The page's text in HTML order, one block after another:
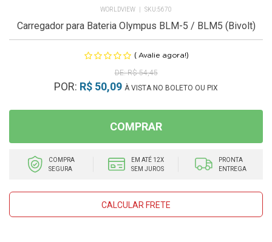
WORLDVIEW 5670
Carregador para Bateria Olympus BLM-5 / BLM5 (Bivolt)
( Avalie agora!)
R$ 54,45
POR: R$ 50,09 À VISTA NO BOLETO OU PIX
COMPRAR
COMPRA
SEGURA
EM ATÉ 12X
SEM JUROS
PRONTA
ENTREGA
CALCULAR FRETE